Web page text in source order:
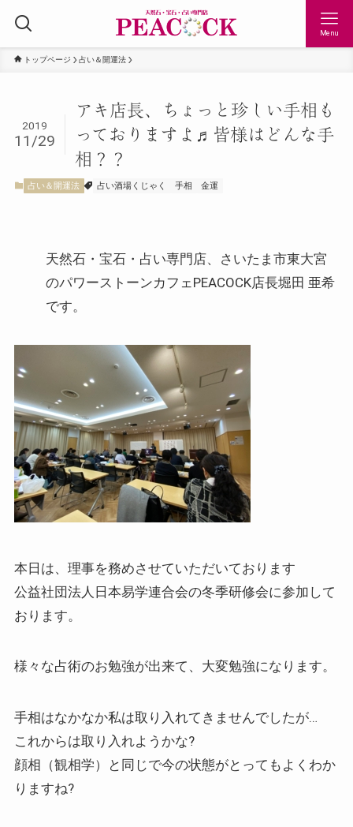
Menu
トップページ 占い＆開運法
アキ店長、ちょっと珍しい手相も
っておりますよ♬皆様はどんな手
相？？
2019
11/29
占い＆開運法 占い酒場くじゃく 手相 金運
天然石・宝石・占い専門店、さいたま市東大宮
のパワーストーンカフェPEACOCK店長堀田 亜希
です。
本日は、理事を務めさせていただいております
公益社団法人日本易学連合会の冬季研修会に参加して
おります。
様々な占術のお勉強が出来て、大変勉強になります。
手相はなかなか私は取り入れてきませんでしたが…
これからは取り入れようかな?
顔相（観相学）と同じで今の状態がとってもよくわか
りますね?